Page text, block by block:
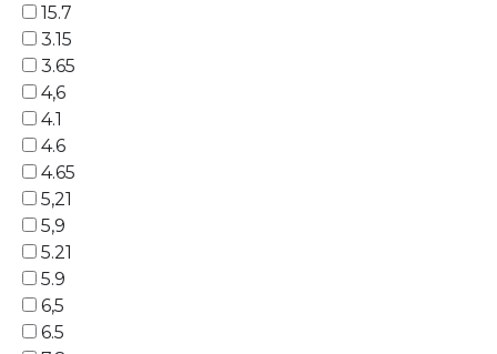
15.7
3.15
3.65
4,6
4.1
4.6
4.65
5,21
5,9
5.21
5.9
6,5
6.5